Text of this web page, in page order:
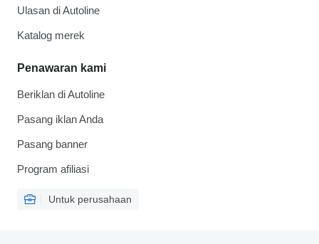
Ulasan di Autoline
Katalog merek
Penawaran kami
Beriklan di Autoline
Pasang iklan Anda
Pasang banner
Program afiliasi
Untuk perusahaan